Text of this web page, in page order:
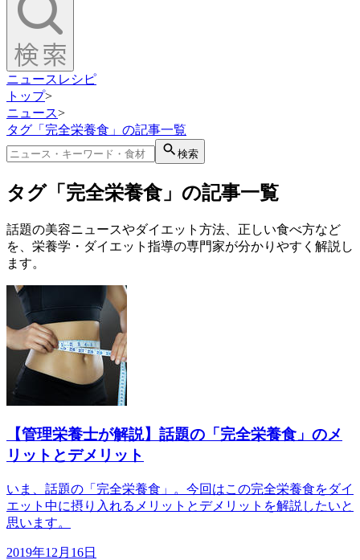
ニュース レシピ
トップ>
ニュース>
タグ「完全栄養食」の記事一覧
検索
タグ「完全栄養食」の記事一覧
話題の美容ニュースやダイエット方法、正しい食べ方など
を、栄養学・ダイエット指導の専門家が分かりやすく解説し
ます。
【管理栄養士が解説】話題の「完全栄養食」のメ
リットとデメリット
いま、話題の「完全栄養食」。今回はこの完全栄養食をダイ
エット中に摂り入れるメリットとデメリットを解説したいと
思います。
2019年12月16日